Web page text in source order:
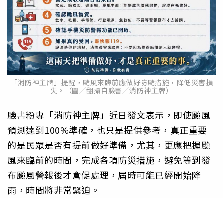
「消防神主牌」提醒，颱風來臨前應做好防颱措施，降低災害損
失。（圖／翻攝自臉書／消防神主牌）
臉書粉專「消防神主牌」近日發文表示，即使颱風
預測達到100%準確，也只是提供參考，真正重要
的是民眾是否有提前做好準備，尤其，更應把握颱
風來臨前的時間，完成各項防災措施，避免等到發
布颱風警報後才倉促處理，屆時可能已經開始降
雨，時間將非常緊迫。